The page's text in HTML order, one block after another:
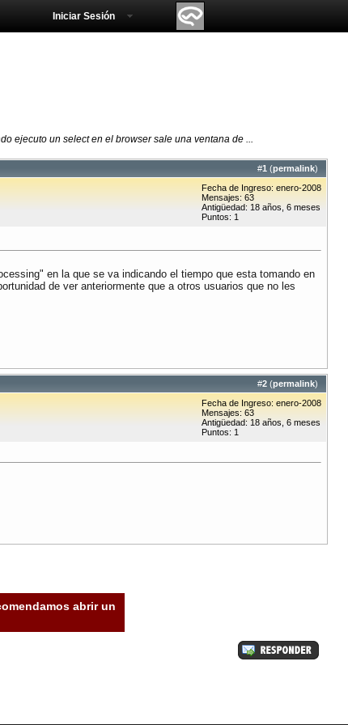
Iniciar Sesión
ejecuto un select en el browser sale una ventana de ...
#1 (permalink)
Fecha de Ingreso: enero-2008
Mensajes: 63
Antigüedad: 18 años, 6 meses
Puntos: 1
en la que se va indicando el tiempo que esta tomando en
de ver anteriormente que a otros usuarios que no les
#2 (permalink)
Fecha de Ingreso: enero-2008
Mensajes: 63
Antigüedad: 18 años, 6 meses
Puntos: 1
abrir un